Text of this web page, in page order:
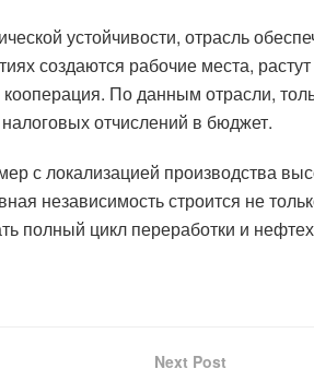
устойчивости, отрасль
создаются рабочие места,
По данным отрасли,
отчислений в бюджет.
с локализацией производства
независимость строится не
полный цикл переработки и
Next Post